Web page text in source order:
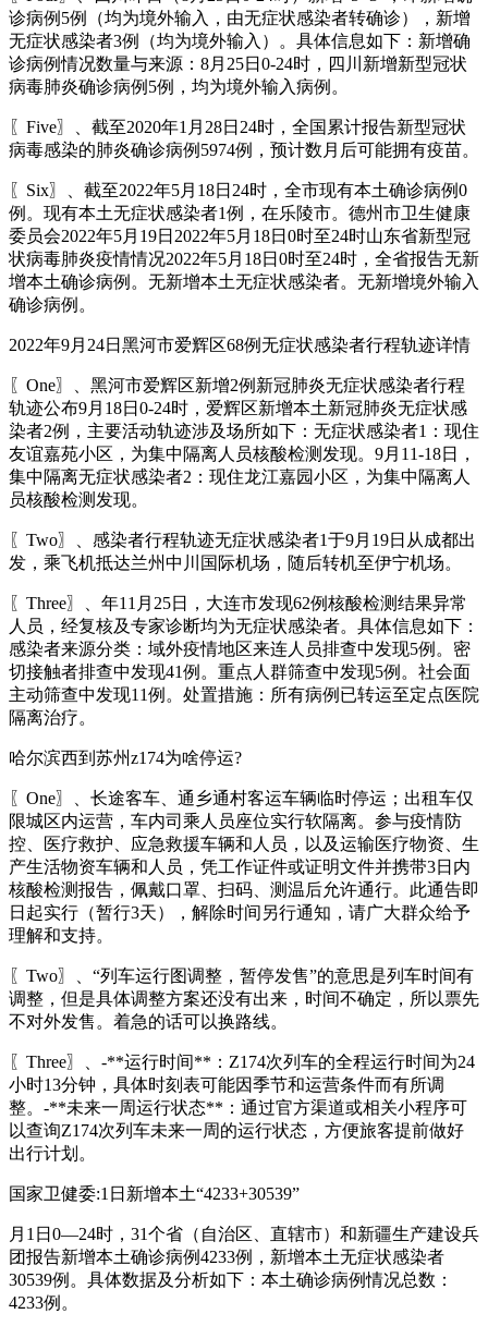
诊病例5例（均为境外输入，由无症状感染者转确诊），新增
无症状感染者3例（均为境外输入）。具体信息如下：新增确
诊病例情况数量与来源：8月25日0-24时，四川新增新型冠状
病毒肺炎确诊病例5例，均为境外输入病例。
〖Five〗、截至2020年1月28日24时，全国累计报告新型冠状
病毒感染的肺炎确诊病例5974例，预计数月后可能拥有疫苗。
〖Six〗、截至2022年5月18日24时，全市现有本土确诊病例0
例。现有本土无症状感染者1例，在乐陵市。德州市卫生健康
委员会2022年5月19日2022年5月18日0时至24时山东省新型冠
状病毒肺炎疫情情况2022年5月18日0时至24时，全省报告无新
增本土确诊病例。无新增本土无症状感染者。无新增境外输入
确诊病例。
2022年9月24日黑河市爱辉区68例无症状感染者行程轨迹详情
〖One〗、黑河市爱辉区新增2例新冠肺炎无症状感染者行程
轨迹公布9月18日0-24时，爱辉区新增本土新冠肺炎无症状感
染者2例，主要活动轨迹涉及场所如下：无症状感染者1：现住
友谊嘉苑小区，为集中隔离人员核酸检测发现。9月11-18日，
集中隔离无症状感染者2：现住龙江嘉园小区，为集中隔离人
员核酸检测发现。
〖Two〗、感染者行程轨迹无症状感染者1于9月19日从成都出
发，乘飞机抵达兰州中川国际机场，随后转机至伊宁机场。
〖Three〗、年11月25日，大连市发现62例核酸检测结果异常
人员，经复核及专家诊断均为无症状感染者。具体信息如下：
感染者来源分类：域外疫情地区来连人员排查中发现5例。密
切接触者排查中发现41例。重点人群筛查中发现5例。社会面
主动筛查中发现11例。处置措施：所有病例已转运至定点医院
隔离治疗。
哈尔滨西到苏州z174为啥停运?
〖One〗、长途客车、通乡通村客运车辆临时停运；出租车仅
限城区内运营，车内司乘人员座位实行软隔离。参与疫情防
控、医疗救护、应急救援车辆和人员，以及运输医疗物资、生
产生活物资车辆和人员，凭工作证件或证明文件并携带3日内
核酸检测报告，佩戴口罩、扫码、测温后允许通行。此通告即
日起实行（暂行3天），解除时间另行通知，请广大群众给予
理解和支持。
〖Two〗、“列车运行图调整，暂停发售”的意思是列车时间有
调整，但是具体调整方案还没有出来，时间不确定，所以票先
不对外发售。着急的话可以换路线。
〖Three〗、-**运行时间**：Z174次列车的全程运行时间为24
小时13分钟，具体时刻表可能因季节和运营条件而有所调
整。-**未来一周运行状态**：通过官方渠道或相关小程序可
以查询Z174次列车未来一周的运行状态，方便旅客提前做好
出行计划。
国家卫健委:1日新增本土“4233+30539”
月1日0—24时，31个省（自治区、直辖市）和新疆生产建设兵
团报告新增本土确诊病例4233例，新增本土无症状感染者
30539例。具体数据及分析如下：本土确诊病例情况总数：
4233例。